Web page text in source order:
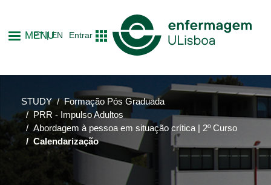
to
main
content
MENU
PT EN Entrar
STUDY
Formação Pós Graduada
PRR - Impulso Adultos
Abordagem à pessoa em situação crítica | 2º Curso
Calendarização